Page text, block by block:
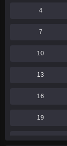
4
7
10
13
16
19
22